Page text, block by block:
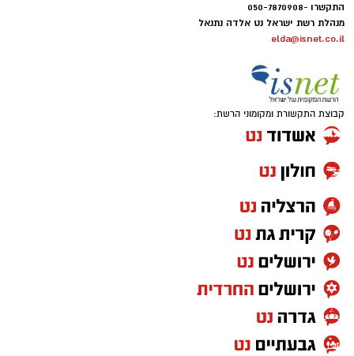
התקשרו -050-7870908
מנהלת רשת ישראל נט אלדה נתנאל
elda@isnet.co.il
קבוצת התקשורת ומקומוני הרשת: